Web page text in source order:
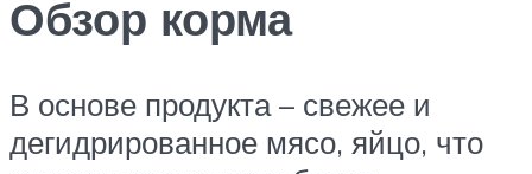
Обзор корма
В основе продукта – свежее и
дегидрированное мясо, яйцо, что